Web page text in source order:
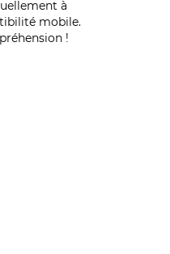
à
mobile.
!